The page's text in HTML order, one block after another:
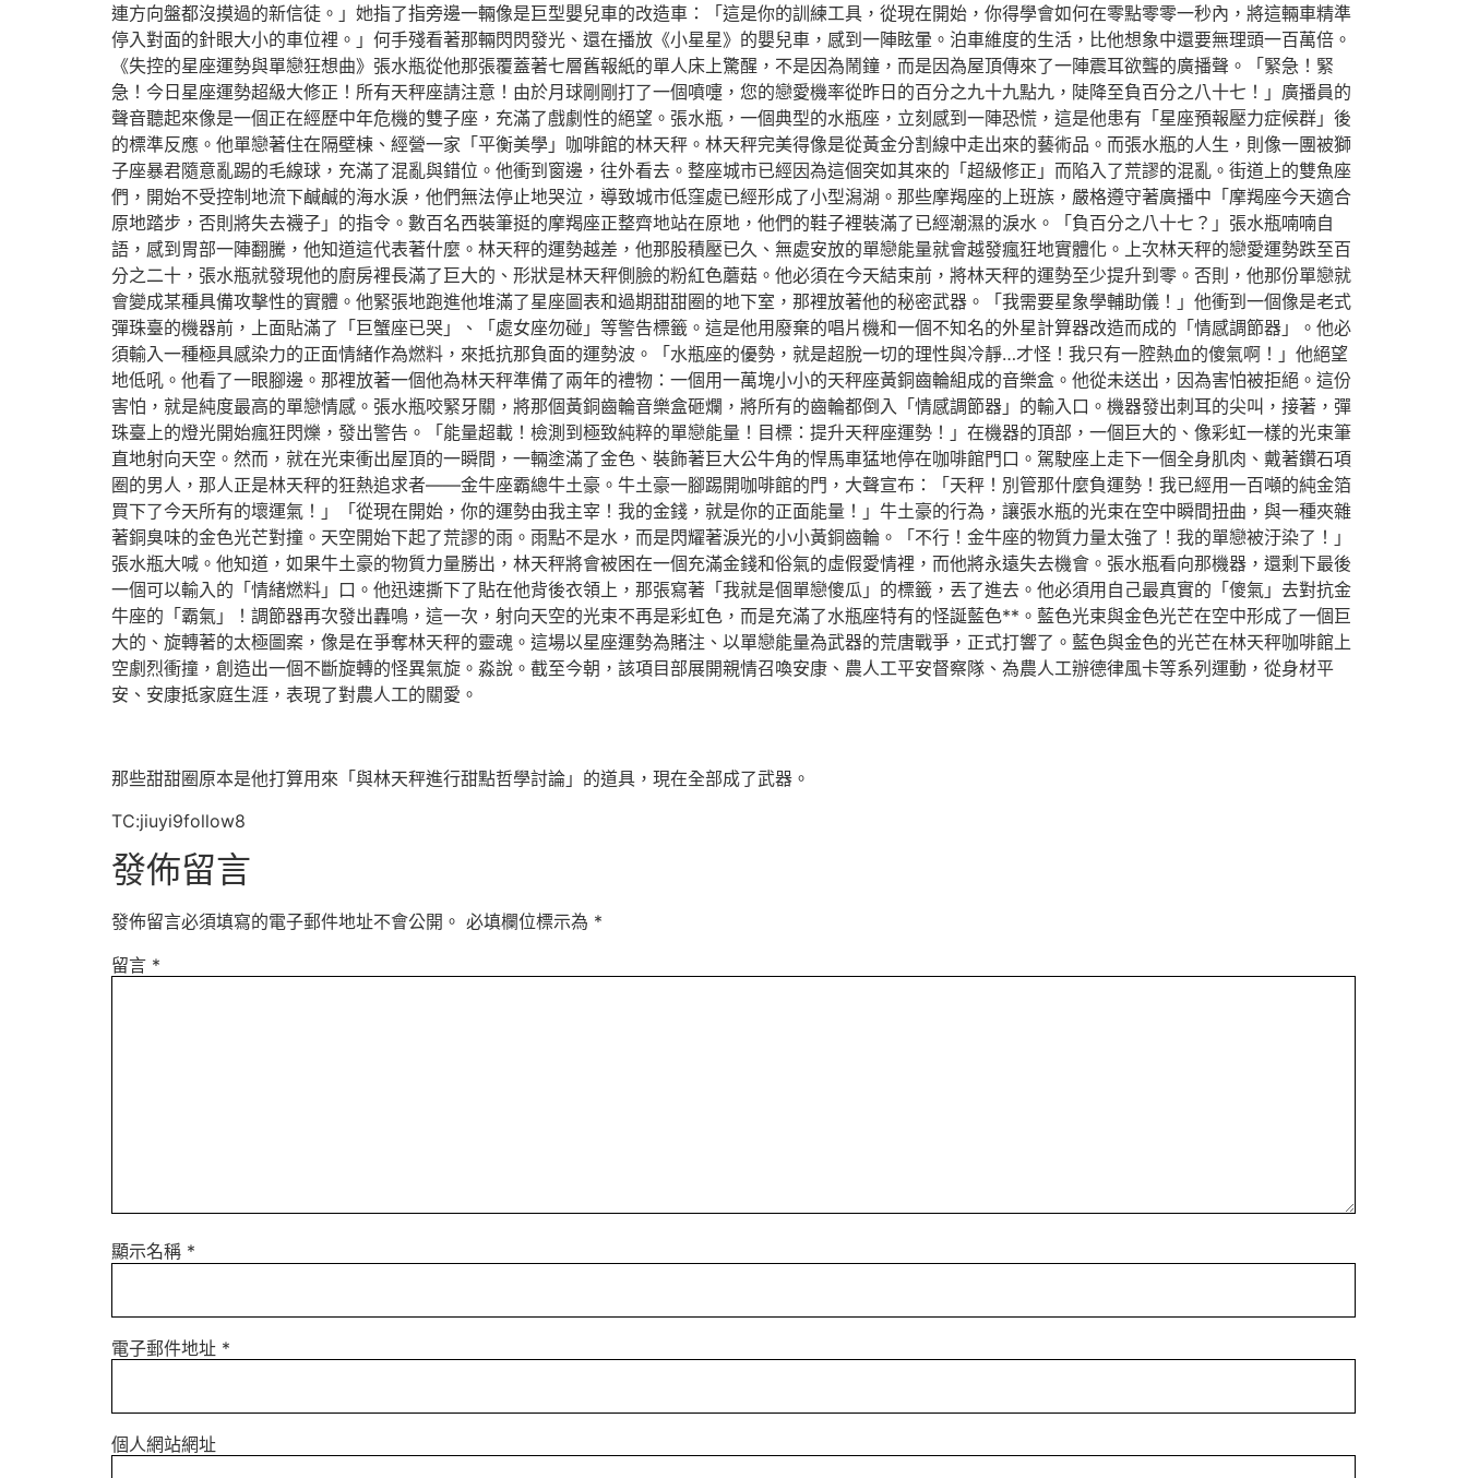
連方向盤都沒摸過的新信徒。」她指了指旁邊一輛像是巨型嬰兒車的改造車：「這是你的訓練工具，從現在開始，你得學會如何在零點零零一秒內，將這輛車精準
停入對面的針眼大小的車位裡。」何手殘看著那輛閃閃發光、還在播放《小星星》的嬰兒車，感到一陣眩暈。泊車維度的生活，比他想象中還要無理頭一百萬倍。
《失控的星座運勢與單戀狂想曲》張水瓶從他那張覆蓋著七層舊報紙的單人床上驚醒，不是因為鬧鐘，而是因為屋頂傳來了一陣震耳欲聾的廣播聲。「緊急！緊
急！今日星座運勢超級大修正！所有天秤座請注意！由於月球剛剛打了一個噴嚏，您的戀愛機率從昨日的百分之九十九點九，陡降至負百分之八十七！」廣播員的
聲音聽起來像是一個正在經歷中年危機的雙子座，充滿了戲劇性的絕望。張水瓶，一個典型的水瓶座，立刻感到一陣恐慌，這是他患有「星座預報壓力症候群」後
的標準反應。他單戀著住在隔壁棟、經營一家「平衡美學」咖啡館的林天秤。林天秤完美得像是從黃金分割線中走出來的藝術品。而張水瓶的人生，則像一團被獅
子座暴君隨意亂踢的毛線球，充滿了混亂與錯位。他衝到窗邊，往外看去。整座城市已經因為這個突如其來的「超級修正」而陷入了荒謬的混亂。街道上的雙魚座
們，開始不受控制地流下鹹鹹的海水淚，他們無法停止地哭泣，導致城市低窪處已經形成了小型潟湖。那些摩羯座的上班族，嚴格遵守著廣播中「摩羯座今天適合
原地踏步，否則將失去襪子」的指令。數百名西裝筆挺的摩羯座正整齊地站在原地，他們的鞋子裡裝滿了已經潮濕的淚水。「負百分之八十七？」張水瓶喃喃自
語，感到胃部一陣翻騰，他知道這代表著什麼。林天秤的運勢越差，他那股積壓已久、無處安放的單戀能量就會越發瘋狂地實體化。上次林天秤的戀愛運勢跌至百
分之二十，張水瓶就發現他的廚房裡長滿了巨大的、形狀是林天秤側臉的粉紅色蘑菇。他必須在今天結束前，將林天秤的運勢至少提升到零。否則，他那份單戀就
會變成某種具備攻擊性的實體。他緊張地跑進他堆滿了星座圖表和過期甜甜圈的地下室，那裡放著他的秘密武器。「我需要星象學輔助儀！」他衝到一個像是老式
彈珠臺的機器前，上面貼滿了「巨蟹座已哭」、「處女座勿碰」等警告標籤。這是他用廢棄的唱片機和一個不知名的外星計算器改造而成的「情感調節器」。他必
須輸入一種極具感染力的正面情緒作為燃料，來抵抗那負面的運勢波。「水瓶座的優勢，就是超脫一切的理性與冷靜…才怪！我只有一腔熱血的傻氣啊！」他絕望
地低吼。他看了一眼腳邊。那裡放著一個他為林天秤準備了兩年的禮物：一個用一萬塊小小的天秤座黃銅齒輪組成的音樂盒。他從未送出，因為害怕被拒絕。這份
害怕，就是純度最高的單戀情感。張水瓶咬緊牙關，將那個黃銅齒輪音樂盒砸爛，將所有的齒輪都倒入「情感調節器」的輸入口。機器發出刺耳的尖叫，接著，彈
珠臺上的燈光開始瘋狂閃爍，發出警告。「能量超載！檢測到極致純粹的單戀能量！目標：提升天秤座運勢！」在機器的頂部，一個巨大的、像彩虹一樣的光束筆
直地射向天空。然而，就在光束衝出屋頂的一瞬間，一輛塗滿了金色、裝飾著巨大公牛角的悍馬車猛地停在咖啡館門口。駕駛座上走下一個全身肌肉、戴著鑽石項
圈的男人，那人正是林天秤的狂熱追求者——金牛座霸總牛土豪。牛土豪一腳踢開咖啡館的門，大聲宣布：「天秤！別管那什麼負運勢！我已經用一百噸的純金箔
買下了今天所有的壞運氣！」「從現在開始，你的運勢由我主宰！我的金錢，就是你的正面能量！」牛土豪的行為，讓張水瓶的光束在空中瞬間扭曲，與一種夾雜
著銅臭味的金色光芒對撞。天空開始下起了荒謬的雨。雨點不是水，而是閃耀著淚光的小小黃銅齒輪。「不行！金牛座的物質力量太強了！我的單戀被汙染了！」
張水瓶大喊。他知道，如果牛土豪的物質力量勝出，林天秤將會被困在一個充滿金錢和俗氣的虛假愛情裡，而他將永遠失去機會。張水瓶看向那機器，還剩下最後
一個可以輸入的「情緒燃料」口。他迅速撕下了貼在他背後衣領上，那張寫著「我就是個單戀傻瓜」的標籤，丟了進去。他必須用自己最真實的「傻氣」去對抗金
牛座的「霸氣」！調節器再次發出轟鳴，這一次，射向天空的光束不再是彩虹色，而是充滿了水瓶座特有的怪誕藍色**。藍色光束與金色光芒在空中形成了一個巨
大的、旋轉著的太極圖案，像是在爭奪林天秤的靈魂。這場以星座運勢為賭注、以單戀能量為武器的荒唐戰爭，正式打響了。藍色與金色的光芒在林天秤咖啡館上
空劇烈衝撞，創造出一個不斷旋轉的怪異氣旋。淼說。截至今朝，該項目部展開親情召喚安康、農人工平安督察隊、為農人工辦德律風卡等系列運動，從身材平
安、安康抵家庭生涯，表現了對農人工的關愛。
那些甜甜圈原本是他打算用來「與林天秤進行甜點哲學討論」的道具，現在全部成了武器。
TC:jiuyi9follow8
發佈留言
發佈留言必須填寫的電子郵件地址不會公開。 必填欄位標示為 *
留言 *
顯示名稱 *
電子郵件地址 *
個人網站網址